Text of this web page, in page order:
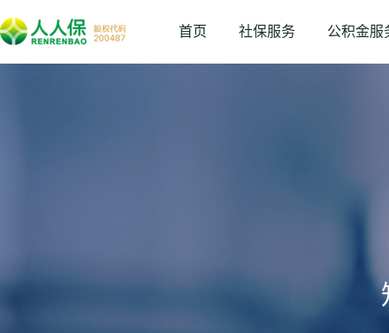
首页 社保服务 公积金服